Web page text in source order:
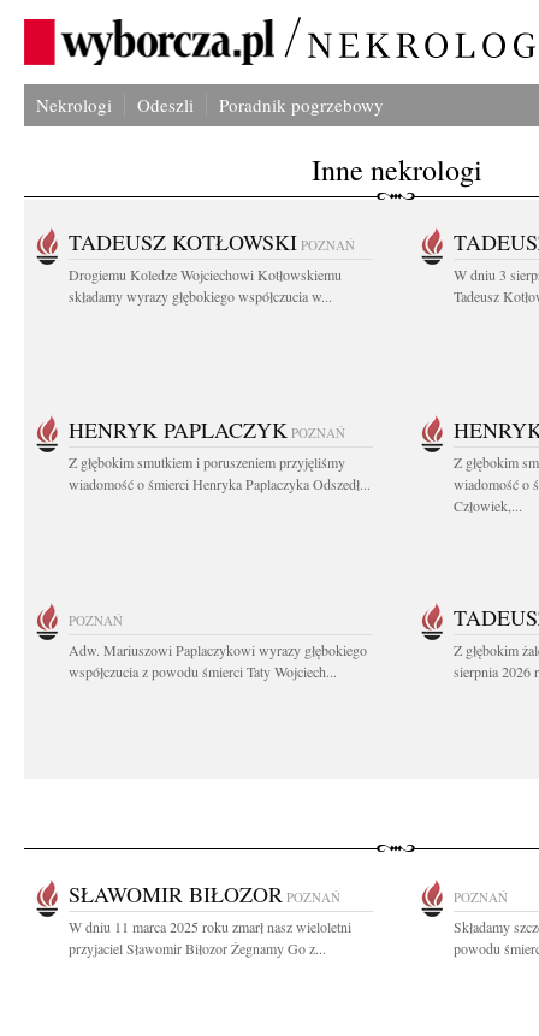
Nekrologi Odeszli Poradnik pogrzebowy
Inne nekrologi
TADEUSZ KOTŁOWSKI POZNAŃ
Drogiemu Koledze Wojciechowi Kotłowskiemu
składamy wyrazy głębokiego współczucia w...
W dniu 3
Tadeusz
HENRYK PAPLACZYK POZNAŃ
Z głębokim smutkiem i poruszeniem przyjęliśmy
wiadomość o śmierci Henryka Paplaczyka Odszedł...
Z głębokim
wiadomość o
Człowiek,...
POZNAŃ
Adw. Mariuszowi Paplaczykowi wyrazy głębokiego
współczucia z powodu śmierci Taty Wojciech...
Z głębokim
sierpnia 2026
SŁAWOMIR BIŁOZOR POZNAŃ
W dniu 11 marca 2025 roku zmarł nasz wieloletni
przyjaciel Sławomir Biłozor Żegnamy Go z...
POZNAŃ
Składamy
powodu